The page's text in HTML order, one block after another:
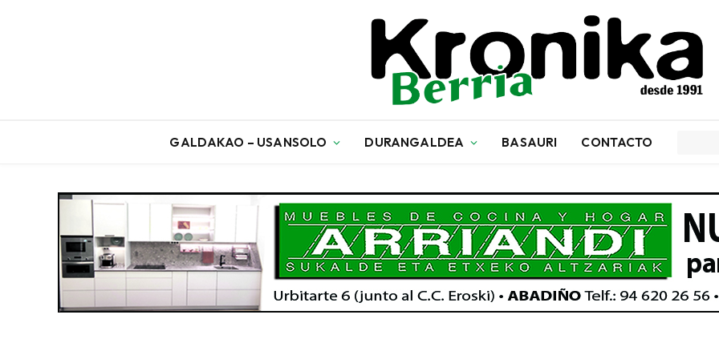
GALDAKAO – USANSOLO DURANGALDEA BASAURI CONTACTO